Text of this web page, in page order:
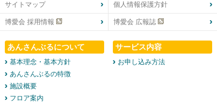
サイトマップ 個人情報保護方針
博愛会 採用情報 博愛会 広報誌
あんさんぶるについて
基本理念・基本方針
あんさんぶるの特徴
施設概要
フロア案内
サービス内容
お申し込み方法